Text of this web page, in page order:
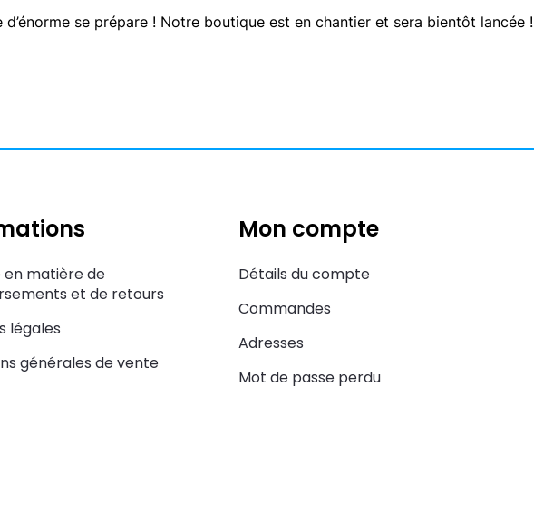
d’énorme se prépare ! Notre boutique est en chantier et sera bientôt lancée !
en matière de
et de retours
légales
générales de vente
Mon compte
Détails du compte
Commandes
Adresses
Mot de passe perdu